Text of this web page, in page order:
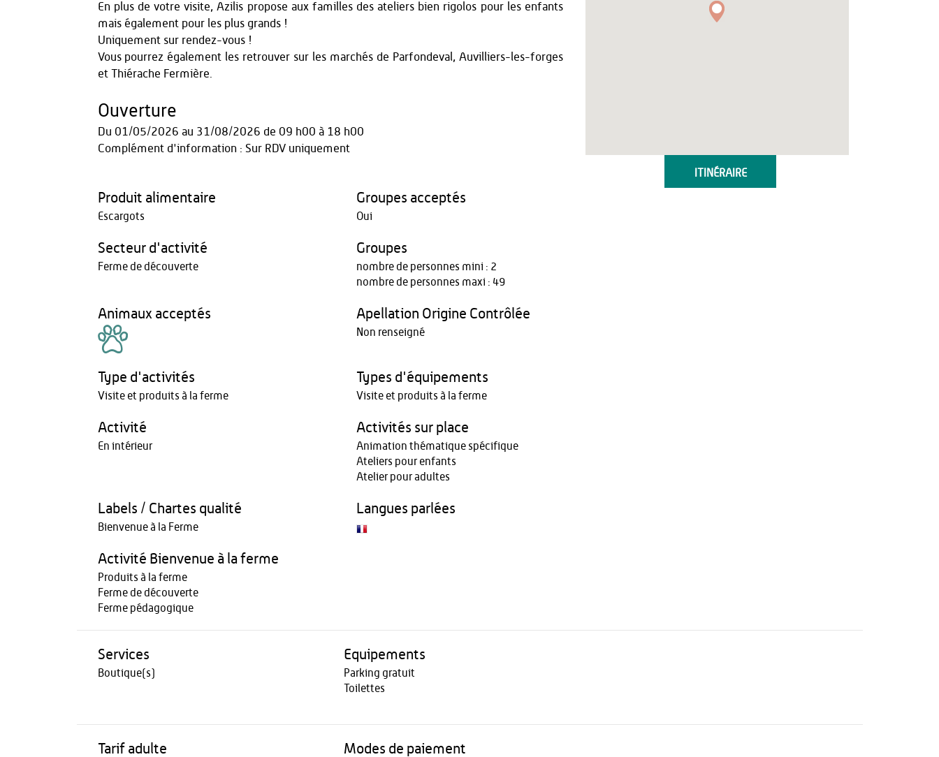
ITINÉRAIRE
En plus de votre visite, Azilis propose aux familles des ateliers bien rigolos pour les enfants
mais également pour les plus grands !
Uniquement sur rendez-vous !
Vous pourrez également les retrouver sur les marchés de Parfondeval, Auvilliers-les-forges
et Thiérache Fermière.
Ouverture
Du 01/05/2026 au 31/08/2026 de 09 h00 à 18 h00
Complément d'information : Sur RDV uniquement
Produit alimentaire
Escargots
Groupes acceptés
Oui
Secteur d'activité
Ferme de découverte
Groupes
nombre de personnes mini : 2
nombre de personnes maxi : 49
Animaux acceptés Apellation Origine Contrôlée
Non renseigné
Type d'activités
Visite et produits à la ferme
Types d'équipements
Visite et produits à la ferme
Activité
En intérieur
Activités sur place
Animation thématique spécifique
Ateliers pour enfants
Atelier pour adultes
Labels / Chartes qualité
Bienvenue à la Ferme
Langues parlées
Activité Bienvenue à la ferme
Produits à la ferme
Ferme de découverte
Ferme pédagogique
Services
Boutique(s)
Equipements
Parking gratuit
Toilettes
Tarif adulte Modes de paiement